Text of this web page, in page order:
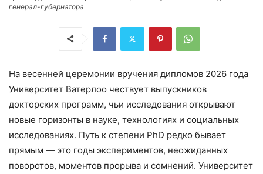
генерал-губернатора
На весенней церемонии вручения дипломов 2026 года
Университет Ватерлоо чествует выпускников
докторских программ, чьи исследования открывают
новые горизонты в науке, технологиях и социальных
исследованиях. Путь к степени PhD редко бывает
прямым — это годы экспериментов, неожиданных
поворотов, моментов прорыва и сомнений. Университет